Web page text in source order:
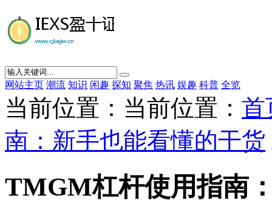
网站主页 潮流 知识 闲趣 探知 聚焦 热讯 娱趣 科普 全览
当前位置：当前位置： 首
南：新手也能看懂的干货
TMGM杠杆使用指南